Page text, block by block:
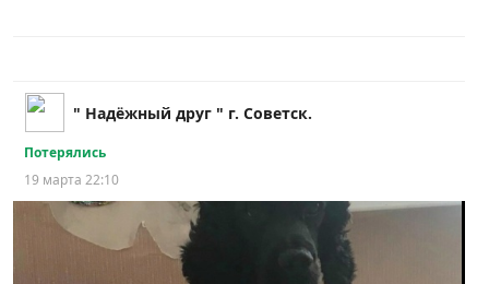
" Надёжный друг " г. Советск.
Потерялись
19 марта 22:10